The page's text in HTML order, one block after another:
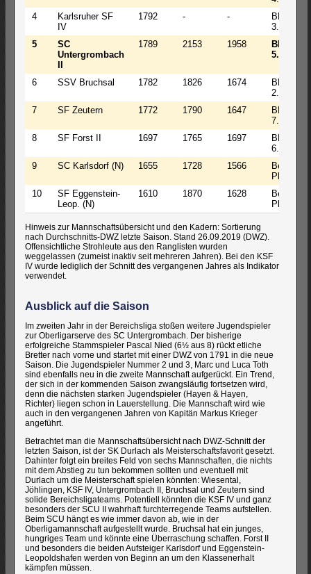
4
Karlsruher SF
IV
1792 - -
BL-3
3.Platz
5
SC
Untergrombach
1789 2153 1958
BL-3
5.Platz
6 SSV Bruchsal 1782 1826 1674
BL-3
2.Platz
7
SF Zeutern 1772 1790 1647
BL-3
7.Platz
8
SF Forst II 1697 1765 1697
BL-3
6.Platz
9
SC Karlsdorf (N) 1655 1728 1566
Bez 1.
Platz
10
SF Eggenstein-
Leop. (N)
1610 1870 1628
Bez 2.
Platz
Hinweis zur Mannschaftsübersicht und den Kadern: Sortierung
nach Durchschnitts-DWZ letzte Saison. Stand 26.09.2019 (DWZ).
Offensichtliche Strohleute aus den Ranglisten wurden
weggelassen (zumeist inaktiv seit mehreren Jahren). Bei den KSF
IV wurde lediglich der Schnitt des vergangenen Jahres als Indikator
verwendet.
Ausblick auf die Saison
Im zweiten Jahr in der Bereichsliga stoßen weitere Jugendspieler
zur Oberligarserve des SC Untergrombach. Der bisherige
erfolgreiche Stammspieler Pascal Nied (6½ aus 8) rückt etliche
Bretter nach vorne und startet mit einer DWZ von 1791 in die neue
Saison. Die Jugendspieler Nummer 2 und 3, Marc und Luca Toth
sind ebenfalls neu in die zweite Mannschaft aufgerückt. Ein Trend,
der sich in der kommenden Saison zwangsläufig fortsetzen wird,
denn die nächsten starken Jugendspieler (Hayen & Hayen,
Richter) liegen schon in Lauerstellung. Die Mannschaft wird wie
auch in den vergangenen Jahren von Kapitän Markus Krieger
angeführt.
Betrachtet man die Mannschaftsübersicht nach DWZ-Schnitt der
letzten Saison, ist der SK Durlach als Meisterschaftsfavorit gesetzt.
Dahinter folgt ein breites Feld von sechs Mannschaften, die nichts
mit dem Abstieg zu tun bekommen sollten und eventuell mit
Durlach um die Meisterschaft spielen könnten: Wiesental,
Jöhlingen, KSF IV, Untergrombach II, Bruchsal und Zeutern sind
solide Bereichsligateams. Potentiell könnten die KSF IV und ganz
besonders der SCU II wahrhaft furchterregende Teams aufstellen.
Beim SCU hängt es wie immer davon ab, wie in der
Oberligamannschaft aufgestellt wurde. Bruchsal hat ein junges,
hungriges Team und könnte eine Überraschung schaffen. Forst II
und besonders die beiden Aufsteiger Karlsdorf und Eggenstein-
Leopoldshafen werden von Beginn an um den Klassenerhalt
kämpfen müssen.